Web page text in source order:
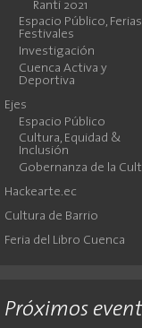
Ranti 2021
Espacio Público,
Festivales
Investigación
Cuenca Activa y
Deportiva
Ejes
Espacio Público
Cultura, Equidad &
Inclusión
Gobernanza de la
Hackearte.ec
Cultura de Barrio
Feria del Libro Cuenca
Próximos